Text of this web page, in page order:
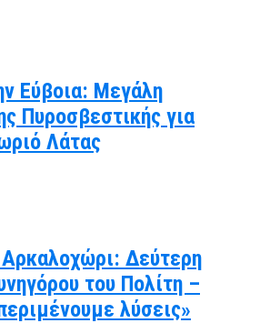
Εύβοια: Μεγάλη
Πυροσβεστικής για
Λάτας
Δεύτερη
του Πολίτη –
λύσεις»